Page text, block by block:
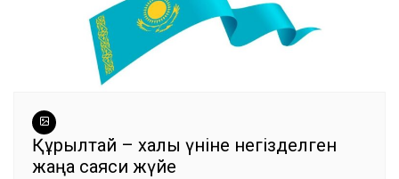
Құрылтай – халық үніне негізделген
жаңа саяси жүйе